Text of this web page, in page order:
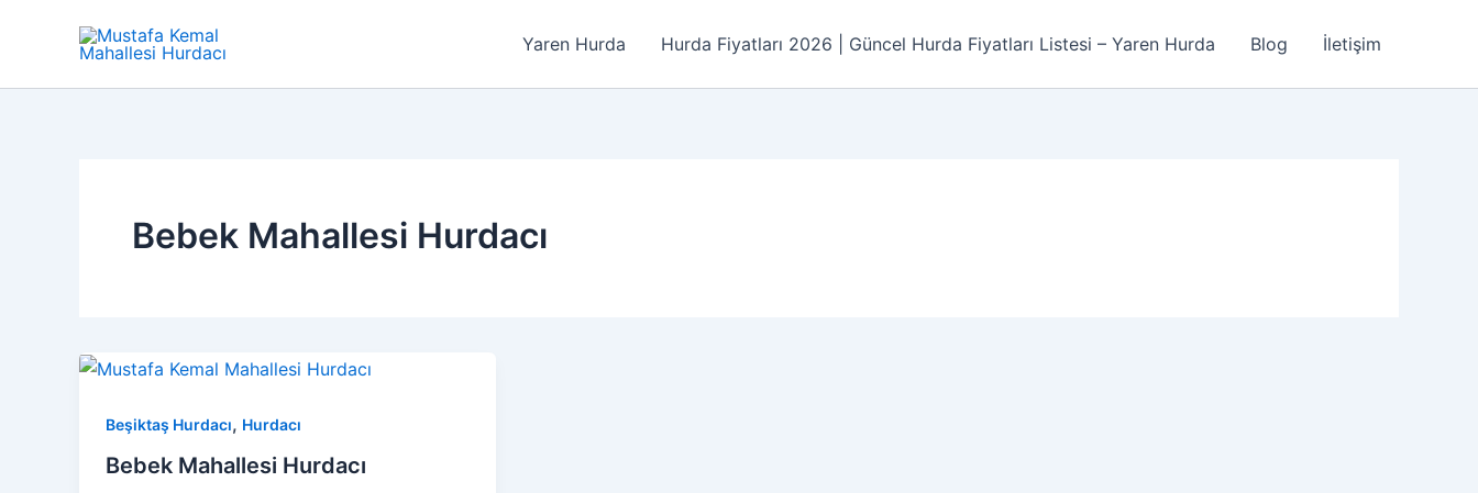
Yaren Hurda Hurda Fiyatları 2026 | Güncel Hurda Fiyatları Listesi – Yaren Hurda Blog İletişim
Bebek Mahallesi Hurdacı
Beşiktaş Hurdacı, Hurdacı
Bebek Mahallesi Hurdacı